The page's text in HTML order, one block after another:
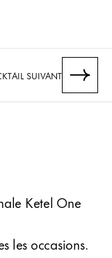
SUIVANT
Ketel One
les occasions.